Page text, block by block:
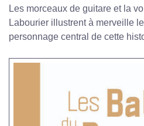
Les morceaux de guitare et la
Labourier illustrent à merveille
personnage central de cette